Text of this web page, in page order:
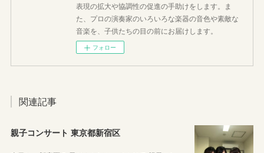
表現の拡大や協調性の促進の手助けをします。ま
た、プロの演奏家のいろいろな楽器の音色や素敵な
音楽を、子供たちの目の前にお届けします。
フォロー
関連記事
親子コンサート 東京都新宿区